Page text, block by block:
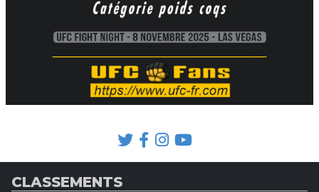
CLASSEMENTS